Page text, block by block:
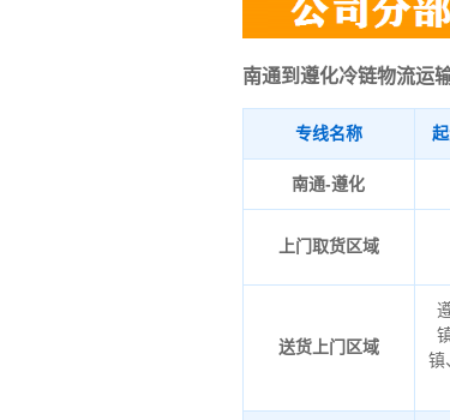
南通到遵化冷链物流运
专线名称
南通-遵化
上门取货区域
送货上门区域
镇